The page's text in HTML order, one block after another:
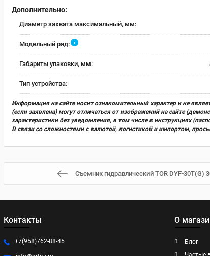
Дополнительно:
Диаметр захвата максимальный, мм:
Модельный ряд: i
Габариты упаковки, мм:
Тип устройства:
Информация на сайте носит ознакомительный характер и не
(если заявлена) могут отличаться от изображений на сайте
характеристики без уведомления, в том числе в инструкциях
В связи со сложностями с валютой, логистикой и импортом,
Съемник гидравлический TOR DYF-30T(G)
Контакты
+7(958)762-88-45
О
Блог